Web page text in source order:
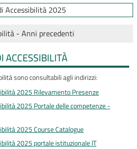
Accessibilità 2025
- Anni precedenti
ACCESSIBILITÀ
sono consultabili agli indirizzi:
2025 Rilevamento Presenze
2025 Portale delle competenze -
2025 Course Catalogue
2025 portale istituzionale IT